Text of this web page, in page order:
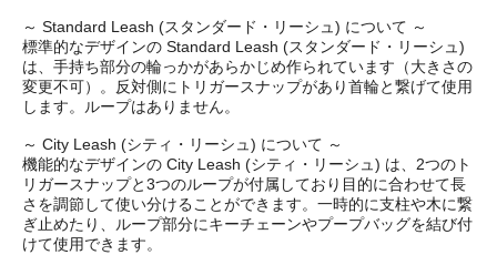
～ Standard Leash (スタンダード・リーシュ) について ～
標準的なデザインの Standard Leash (スタンダード・リーシュ)
は、手持ち部分の輪っかがあらかじめ作られています（大きさの
変更不可）。反対側にトリガースナップがあり首輪と繋げて使用
します。ループはありません。
～ City Leash (シティ・リーシュ) について ～
機能的なデザインの City Leash (シティ・リーシュ) は、2つのト
リガースナップと3つのループが付属しており目的に合わせて長
さを調節して使い分けることができます。一時的に支柱や木に繋
ぎ止めたり、ループ部分にキーチェーンやプープバッグを結び付
けて使用できます。